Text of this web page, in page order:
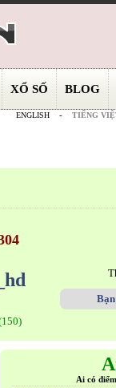
XỔ SỐ BLOG
ENGLISH- TIẾNG
Ai có